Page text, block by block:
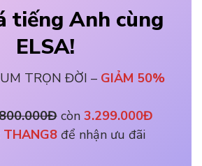
tiếng Anh cùng
ELSA!
TRỌN ĐỜI – GIẢM 50%
còn 3.299.000Đ
THANG8 để nhận ưu đãi